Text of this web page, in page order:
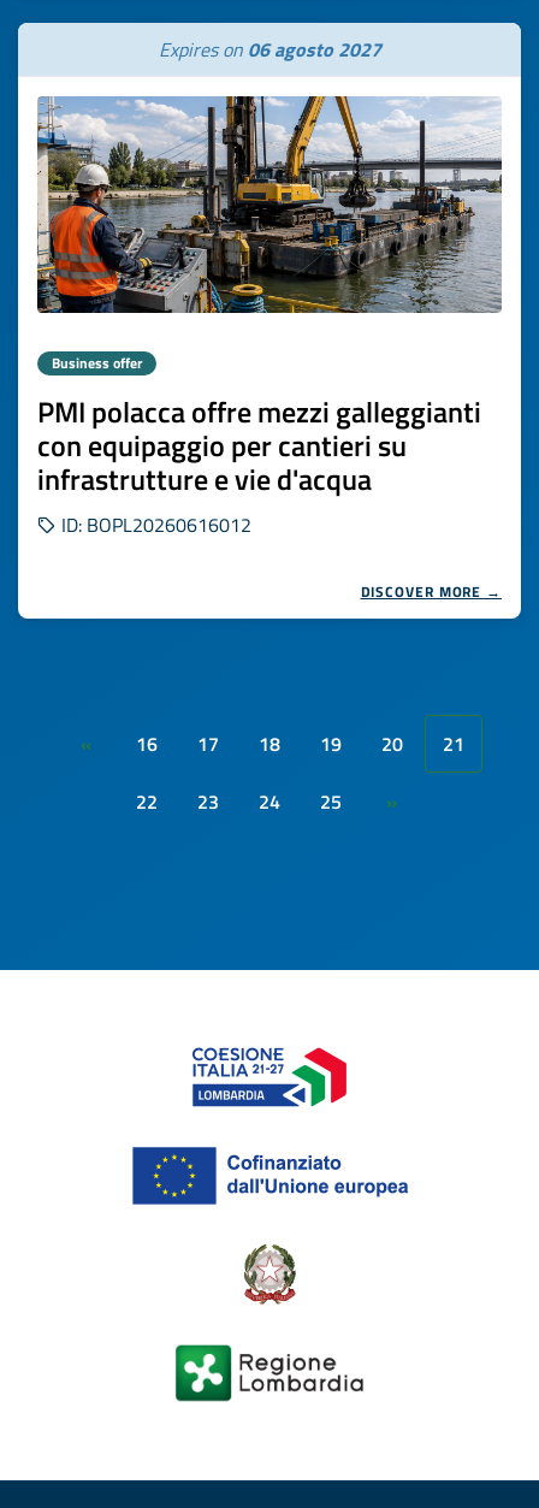
Expires on 06 agosto 2027
Business offer
PMI polacca offre mezzi galleggianti
con equipaggio per cantieri su
infrastrutture e vie d'acqua
ID: BOPL20260616012
DISCOVER MORE →
« 16 17 18 19 20
21
22
23 24 25 »